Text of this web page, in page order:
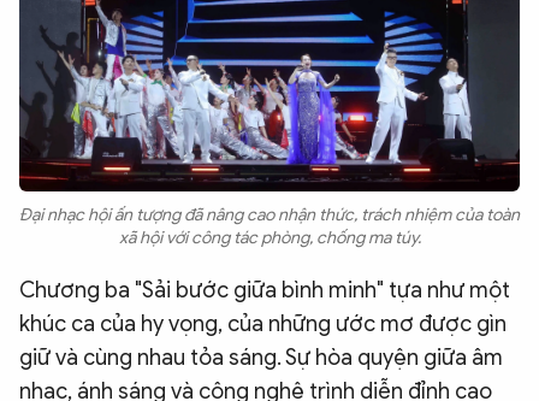
Đại nhạc hội ấn tượng đã nâng cao nhận thức, trách nhiệm của toàn
xã hội với công tác phòng, chống ma túy.
Chương ba "Sải bước giữa bình minh" tựa như một
khúc ca của hy vọng, của những ước mơ được gìn
giữ và cùng nhau tỏa sáng. Sự hòa quyện giữa âm
nhạc, ánh sáng và công nghệ trình diễn đỉnh cao